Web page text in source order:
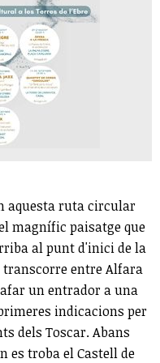
aquesta ruta circular
magnífic paisatge que
al punt d'inici de la
transcorre entre Alfara
un entrador a una
indicacions per
dels Toscar. Abans
es troba el Castell de